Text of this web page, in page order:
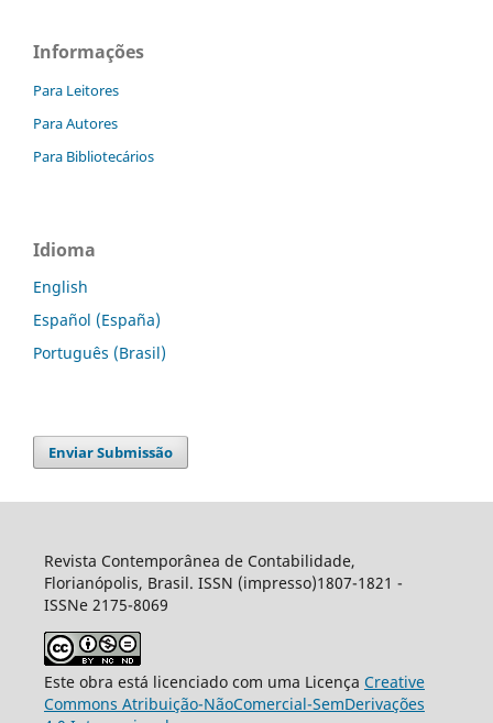
Informações
Para Leitores
Para Autores
Para Bibliotecários
Idioma
English
Español (España)
Português (Brasil)
Enviar Submissão
Revista Contemporânea de Contabilidade,
Florianópolis, Brasil. ISSN (impresso)1807-1821 -
ISSNe 2175-8069
Este obra está licenciado com uma Licença Creative
Commons Atribuição-NãoComercial-SemDerivações